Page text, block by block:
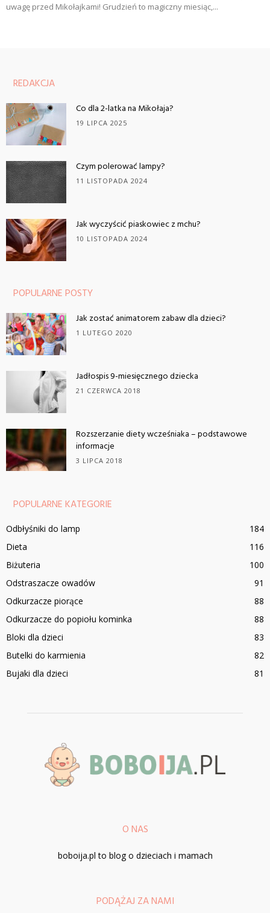
uwagę przed Mikołajkami! Grudzień to magiczny miesiąc,...
REDAKCJA
Co dla 2-latka na Mikołaja?
19 LIPCA 2025
Czym polerować lampy?
11 LISTOPADA 2024
Jak wyczyścić piaskowiec z mchu?
10 LISTOPADA 2024
POPULARNE POSTY
Jak zostać animatorem zabaw dla dzieci?
1 LUTEGO 2020
Jadłospis 9-miesięcznego dziecka
21 CZERWCA 2018
Rozszerzanie diety wcześniaka – podstawowe
informacje
3 LIPCA 2018
POPULARNE KATEGORIE
Odbłyśniki do lamp
184
Dieta
116
Biżuteria
100
Odstraszacze owadów
91
Odkurzacze piorące
88
Odkurzacze do popiołu kominka
88
Bloki dla dzieci
83
Butelki do karmienia
82
Bujaki dla dzieci
81
O NAS
boboija.pl to blog o dzieciach i mamach
PODĄŻAJ ZA NAMI